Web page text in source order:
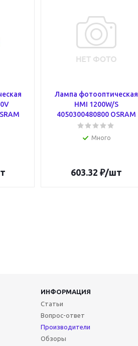
Лампа фотооптическая
HMI 1200W/S
4050300480800 OSRAM
Много
603.32 ₽/шт
ИНФОРМАЦИЯ
Статьи
Вопрос-ответ
Производители
Обзоры